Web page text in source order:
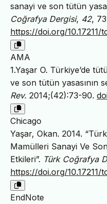
sanayi ve son tütün
Coğrafya Dergisi, 42,
https://doi.org/10.17211/
AMA
1.Yaşar O. Türkiye’de
ve son tütün yasasının
Rev. 2014;(42):73-90.
Chicago
Yaşar, Okan. 2014.
Mamülleri Sanayi Ve
Etkileri”. Türk Coğrafya
https://doi.org/10.17211/
EndNote